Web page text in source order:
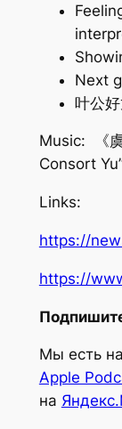
Next
叶公
Music: 《
Consort
Links:
https://
https://
Мы есть
Apple
на